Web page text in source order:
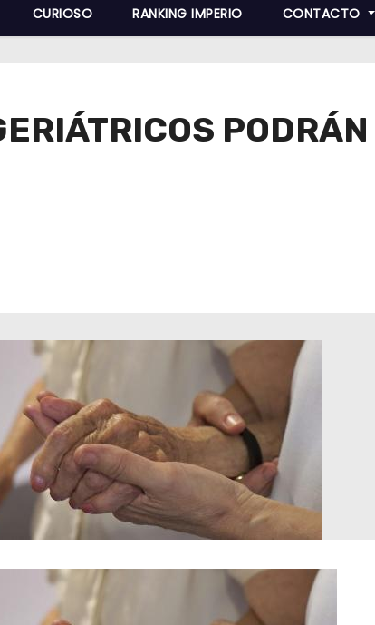
CURIOSO RANKING IMPERIO CONTACTO